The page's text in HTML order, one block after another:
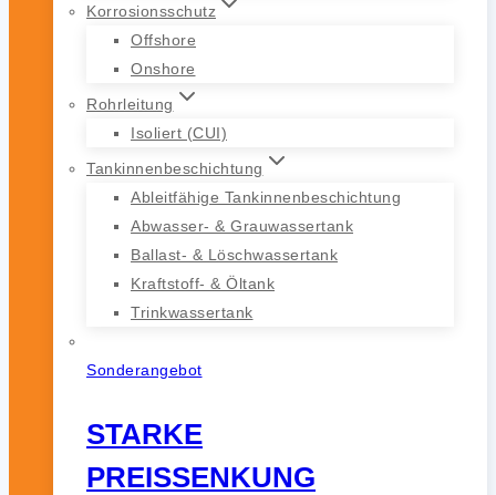
Korrosionsschutz
Offshore
Onshore
Rohrleitung
Isoliert (CUI)
Tankinnenbeschichtung
Ableitfähige Tankinnenbeschichtung
Abwasser- & Grauwassertank
Ballast- & Löschwassertank
Kraftstoff- & Öltank
Trinkwassertank
Sonderangebot
STARKE
PREISSENKUNG